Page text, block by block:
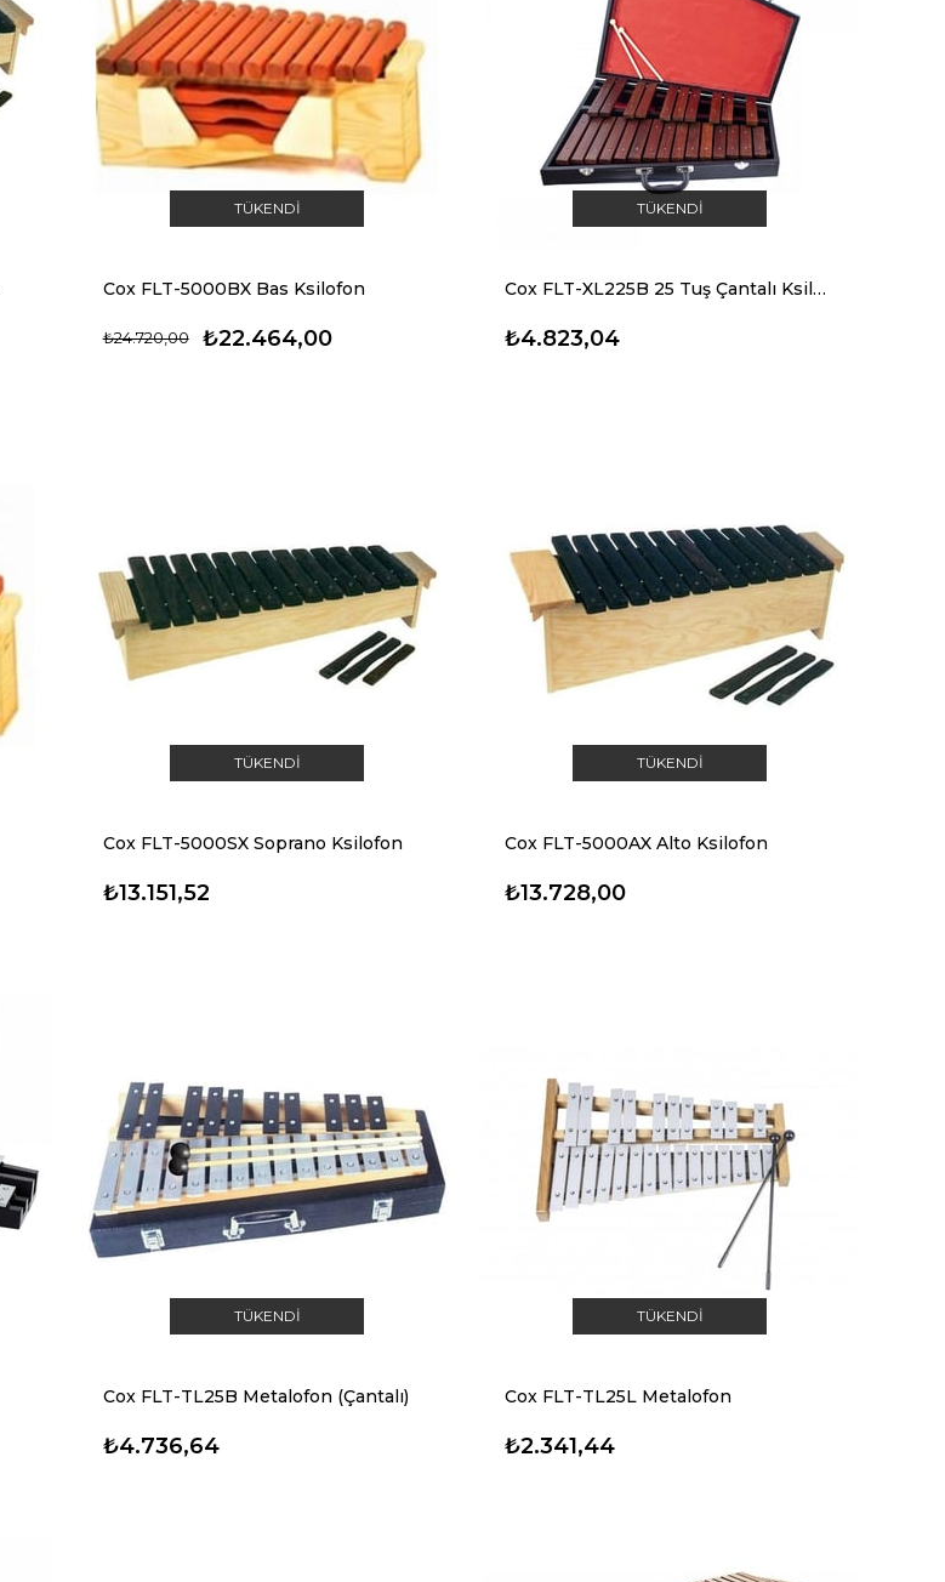
TÜKENDI
Cox FLT-5000BX Bas Ksilofon
₺22.464,00
₺24.720,00
TÜKENDI
Cox FLT-XL225B 25 Tuş Çantalı Ksilofon
₺4.823,04
TÜKENDI
Cox FLT-5000SX Soprano Ksilofon
₺13.151,52
TÜKENDI
Cox FLT-5000AX Alto Ksilofon
₺13.728,00
TÜKENDI
Cox FLT-TL25B Metalofon (Çantalı)
₺4.736,64
TÜKENDI
Cox FLT-TL25L Metalofon
₺2.341,44